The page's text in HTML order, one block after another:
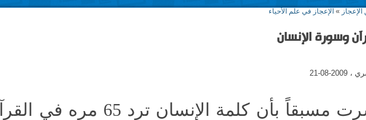
الإعجاز » الإعجاز في علم الأحياء
وسورة الإنسان
08-21
لقد أشرت مسبقاً بأن كلمة